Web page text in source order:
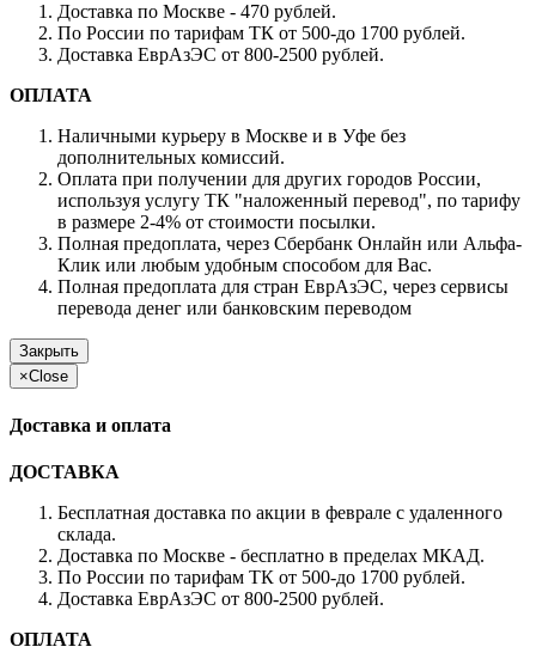
Доставка по Москве - 470 рублей.
По России по тарифам ТК от 500-до 1700 рублей.
Доставка ЕврАзЭС от 800-2500 рублей.
ОПЛАТА
Наличными курьеру в Москве и в Уфе без
дополнительных комиссий.
Оплата при получении для других городов России,
используя услугу ТК "наложенный перевод", по тарифу
в размере 2-4% от стоимости посылки.
Полная предоплата, через Сбербанк Онлайн или Альфа-
Клик или любым удобным способом для Вас.
Полная предоплата для стран ЕврАзЭС, через сервисы
перевода денег или банковским переводом
Закрыть
×Close
Доставка и оплата
ДОСТАВКА
Бесплатная доставка по акции в феврале с удаленного
склада.
Доставка по Москве - бесплатно в пределах МКАД.
По России по тарифам ТК от 500-до 1700 рублей.
Доставка ЕврАзЭС от 800-2500 рублей.
ОПЛАТА